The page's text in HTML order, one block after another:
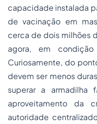
capacidade instalada
de vacinação em
cerca de dois milhões
agora, em
Curiosamente, do
devem ser menos
superar a armadilha
aproveitamento da
autoridade